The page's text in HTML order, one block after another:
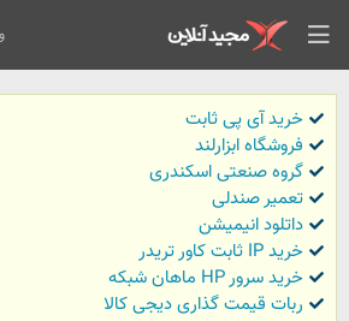
خرید آی پی ثابت
فروشگاه ابزارلند
گروه صنعتی اسکندری
تعمیر صندلی
داتلود انیمیشن
خرید IP ثابت کاور تریدر
خرید سرور HP ماهان شبکه
ربات قیمت گذاری دیجی کالا